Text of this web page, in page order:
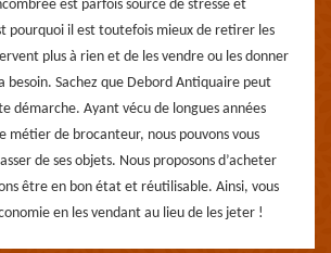
est parfois source de stresse et
pourquoi il est toutefois mieux de retirer les
plus à rien et de les vendre ou les donner
besoin. Sachez que Debord Antiquaire peut
démarche. Ayant vécu de longues années
métier de brocanteur, nous pouvons vous
de ses objets. Nous proposons d’acheter
être en bon état et réutilisable. Ainsi, vous
en les vendant au lieu de les jeter !